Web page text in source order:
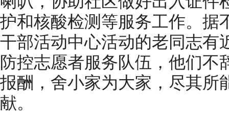
护和核酸检测等服务工作。据
干部活动中心活动的老同志有
防控志愿者服务队伍，他们不
报酬，舍小家为大家，尽其所
献。